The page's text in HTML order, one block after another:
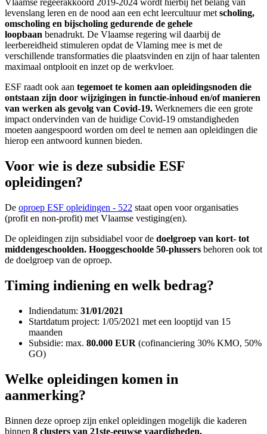
Vlaamse regeerakkoord 2019-2024 wordt hierbij het belang van
levenslang leren en de nood aan een echt leercultuur met scholing,
omscholing en bijscholing gedurende de gehele
loopbaan benadrukt. De Vlaamse regering wil daarbij de
leerbereidheid stimuleren opdat de Vlaming mee is met de
verschillende transformaties die plaatsvinden en zijn of haar talenten
maximaal ontplooit en inzet op de werkvloer.
ESF raadt ook aan tegemoet te komen aan opleidingsnoden die
ontstaan zijn door wijzigingen in functie-inhoud en/of manieren
van werken als gevolg van Covid-19. Werknemers die een grote
impact ondervinden van de huidige Covid-19 omstandigheden
moeten aangespoord worden om deel te nemen aan opleidingen die
hierop een antwoord kunnen bieden.
Voor wie is deze subsidie ESF
opleidingen?
De oproep ESF opleidingen - 522 staat open voor organisaties
(profit en non-profit) met Vlaamse vestiging(en).
De opleidingen zijn subsidiabel voor de doelgroep van kort- tot
middengeschoolden. Hooggeschoolde 50-plussers behoren ook tot
de doelgroep van de oproep.
Timing indiening en welk bedrag?
Indiendatum: 31/01/2021
Startdatum project: 1/05/2021 met een looptijd van 15
maanden
Subsidie: max. 80.000 EUR (cofinanciering 30% KMO, 50%
GO)
Welke opleidingen komen in
aanmerking?
Binnen deze oproep zijn enkel opleidingen mogelijk die kaderen
binnen 8 clusters van 21ste-eeuwse vaardigheden.